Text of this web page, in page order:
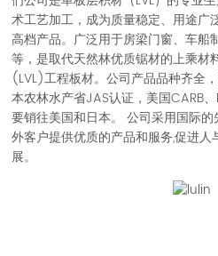
术工艺加工，成为质量稳定、用途广
高档产品。广泛用于房梁门窗、车船
等，是取代天然林优质锯材的上乘材
(LVL)工程板材。公司产品品种齐全
本农林水产省JAS认证，美国CARB
要销往美国和日本。 公司采用国际
外客户提供优质的产品和服务,促进
展。